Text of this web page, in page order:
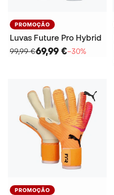
PROMOÇÃO
Luvas Future Pro Hybrid
99,99 €69,99 €−30%
PROMOÇÃO